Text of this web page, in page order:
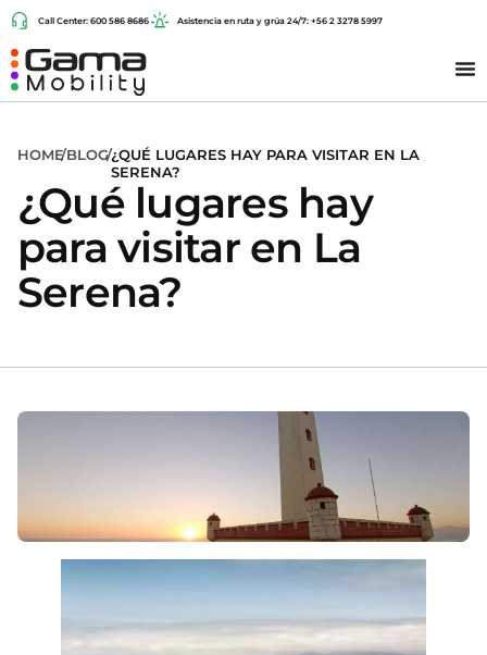
Call Center: 600 586 8686 Asistencia en ruta y grúa 24/7: +56 2 3278 5997
HOME/BLOG/¿QUÉ LUGARES HAY PARA VISITAR EN LA
SERENA?
¿Qué lugares hay
para visitar en La
Serena?